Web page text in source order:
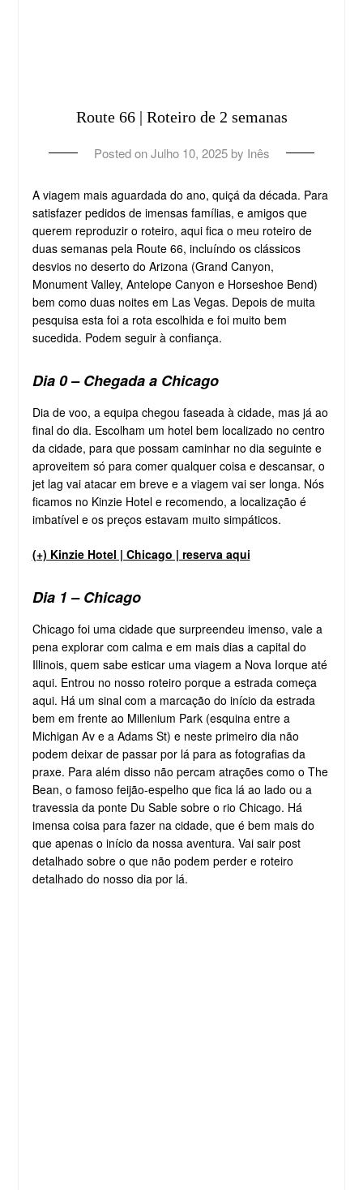
Route 66 | Roteiro de 2 semanas
Posted onJulho 10, 2025by Inês
A viagem mais aguardada do ano, quiçá da década. Para
satisfazer pedidos de imensas famílias, e amigos que
querem reproduzir o roteiro, aqui fica o meu roteiro de
duas semanas pela Route 66, incluíndo os clássicos
desvios no deserto do Arizona (Grand Canyon,
Monument Valley, Antelope Canyon e Horseshoe Bend)
bem como duas noites em Las Vegas. Depois de muita
pesquisa esta foi a rota escolhida e foi muito bem
sucedida. Podem seguir à confiança.
Dia 0 – Chegada a Chicago
Dia de voo, a equipa chegou faseada à cidade, mas já ao
final do dia. Escolham um hotel bem localizado no centro
da cidade, para que possam caminhar no dia seguinte e
aproveitem só para comer qualquer coisa e descansar, o
jet lag vai atacar em breve e a viagem vai ser longa. Nós
ficamos no Kinzie Hotel e recomendo, a localização é
imbatível e os preços estavam muito simpáticos.
(+) Kinzie Hotel | Chicago | reserva aqui
Dia 1 – Chicago
Chicago foi uma cidade que surpreendeu imenso, vale a
pena explorar com calma e em mais dias a capital do
Illinois, quem sabe esticar uma viagem a Nova Iorque até
aqui. Entrou no nosso roteiro porque a estrada começa
aqui. Há um sinal com a marcação do início da estrada
bem em frente ao Millenium Park (esquina entre a
Michigan Av e a Adams St) e neste primeiro dia não
podem deixar de passar por lá para as fotografias da
praxe. Para além disso não percam atrações como o The
Bean, o famoso feijão-espelho que fica lá ao lado ou a
travessia da ponte Du Sable sobre o rio Chicago. Há
imensa coisa para fazer na cidade, que é bem mais do
que apenas o início da nossa aventura. Vai sair post
detalhado sobre o que não podem perder e roteiro
detalhado do nosso dia por lá.